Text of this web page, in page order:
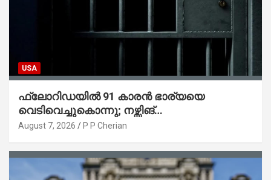
USA
ഫ്ലോറിഡയിൽ 91 കാരൻ ഭാര്യയെ
വെടിവെച്ചുകൊന്നു; നഴ്സിങ്
ഹോമിലാക്കില്ലെന്ന് നൽകിയ വാഗ്ദാനം
August 7, 2026 P P Cherian